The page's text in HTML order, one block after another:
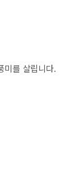
미를 살립니다.